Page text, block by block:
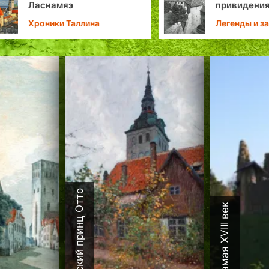
Ласнамяэ
Хроники Таллина
привидения.
Легенды и
Эстонии
Датский принц Отто Каламая XVIII век